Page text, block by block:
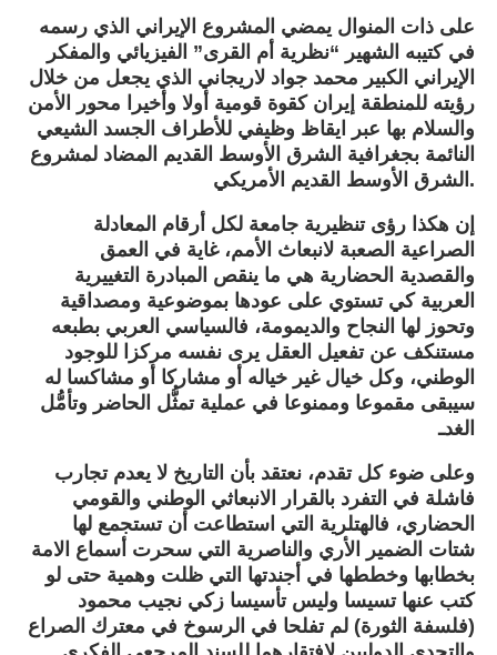
على ذات المنوال يمضي المشروع الإيراني الذي رسمه
في كتيبه الشهير “نظرية أم القرى” الفيزيائي والمفكر
الإيراني الكبير محمد جواد لاريجاني الذي يجعل من خلال
رؤيته للمنطقة إيران كقوة قومية أولا وأخيرا محور الأمن
والسلام بها عبر ايقاظ وظيفي للأطراف الجسد الشيعي
النائمة بجغرافية الشرق الأوسط القديم المضاد لمشروع
الشرق الأوسط القديم الأمريكي.
إن هكذا رؤى تنظيرية جامعة لكل أرقام المعادلة
الصراعية الصعبة لانبعاث الأمم، غاية في العمق
والقصدية الحضارية هي ما ينقص المبادرة التغييرية
العربية كي تستوي على عودها بموضوعية ومصداقية
وتحوز لها النجاح والديمومة، فالسياسي العربي بطبعه
مستنكف عن تفعيل العقل يرى نفسه مركزا للوجود
الوطني، وكل خيال غير خياله أو مشاركا أو مشاكسا له
سيبقى مقموعا وممنوعا في عملية تمثُّل الحاضر وتأمُّل
الغدـ
وعلى ضوء كل تقدم، نعتقد بأن التاريخ لا يعدم تجارب
فاشلة في التفرد بالقرار الانبعاثي الوطني والقومي
الحضاري، فالهتلرية التي استطاعت أن تستجمع لها
شتات الضمير الأري والناصرية التي سحرت أسماع الامة
بخطابها وخططها في أجندتها التي ظلت وهمية حتى لو
كتب عنها تسيسا وليس تأسيسا زكي نجيب محمود
(فلسفة الثورة) لم تفلحا في الرسوخ في معترك الصراع